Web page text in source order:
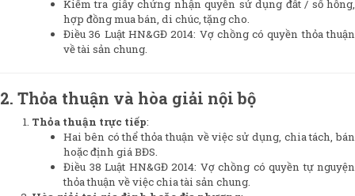
Kiểm tra giấy chứng nhận quyền sử dụng đất / sổ hồng,
hợp đồng mua bán, di chúc, tặng cho.
Điều 36 Luật HN&GĐ 2014: Vợ chồng có quyền thỏa thuận
về tài sản chung.
2. Thỏa thuận và hòa giải nội bộ
Thỏa thuận trực tiếp:
Hai bên có thể thỏa thuận về việc sử dụng, chia tách, bán
hoặc định giá BĐS.
Điều 38 Luật HN&GĐ 2014: Vợ chồng có quyền tự nguyện
thỏa thuận về việc chia tài sản chung.